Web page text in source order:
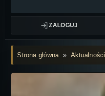
ZALOGUJ
Strona główna» Aktualności